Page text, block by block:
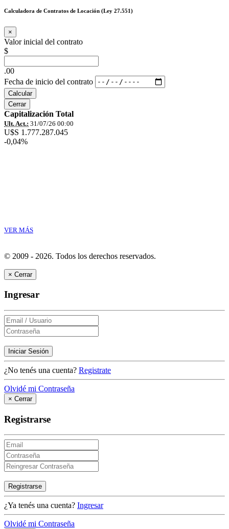
Calculadora de Contratos de Locación (Ley 27.551)
×
Valor inicial del contrato
$
.00
Fecha de inicio del contrato
Calcular
Cerrar
Capitalización Total
Ult. Act.: 31/07/26 00:00
U$S 1.777.287.045
-0,04%
VER MÁS
© 2009 - 2026. Todos los derechos reservados.
× Cerrar
Ingresar
Iniciar Sesión
¿No tenés una cuenta? Registrate
Olvidé mi Contraseña
× Cerrar
Registrarse
Registrarse
¿Ya tenés una cuenta? Ingresar
Olvidé mi Contraseña